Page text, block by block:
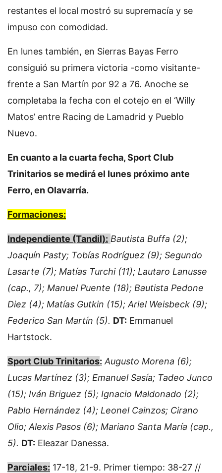
restantes el local mostró su supremacía y se
impuso con comodidad.
En lunes también, en Sierras Bayas Ferro
consiguió su primera victoria -como visitante-
frente a San Martín por 92 a 76. Anoche se
completaba la fecha con el cotejo en el ‘Willy
Matos’ entre Racing de Lamadrid y Pueblo
Nuevo.
En cuanto a la cuarta fecha, Sport Club
Trinitarios se medirá el lunes próximo ante
Ferro, en Olavarría.
Formaciones:
Independiente (Tandil): Bautista Buffa (2);
Joaquín Pasty; Tobías Rodríguez (9); Segundo
Lasarte (7); Matías Turchi (11); Lautaro Lanusse
(cap., 7); Manuel Puente (18); Bautista Pedone
Diez (4); Matías Gutkin (15); Ariel Weisbeck (9);
Federico San Martín (5). DT: Emmanuel
Hartstock.
Sport Club Trinitarios: Augusto Morena (6);
Lucas Martínez (3); Emanuel Sasía; Tadeo Junco
(15); Iván Briguez (5); Ignacio Maldonado (2);
Pablo Hernández (4); Leonel Cainzos; Cirano
Olio; Alexis Pasos (6); Mariano Santa María (cap.,
5). DT: Eleazar Danessa.
Parciales: 17-18, 21-9. Primer tiempo: 38-27 //